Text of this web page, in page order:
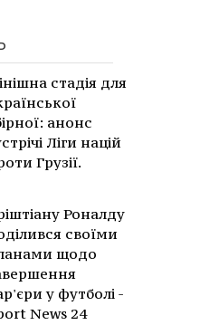
стадія для
анонс
Ліги націй
Грузії.
Роналду
своїми
щодо
у футболі -
News 24